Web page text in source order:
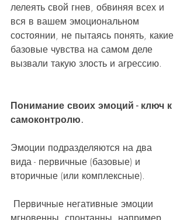
лелеять свой гнев, обвиняя всех и
вся в вашем эмоциональном
состоянии, не пытаясь понять, какие
базовые чувства на самом деле
вызвали такую злость и агрессию.
Понимание своих эмоций - ключ к
самоконтролю.
Эмоции подразделяются на два
вида - первичные (базовые) и
вторичные (или комплексные).